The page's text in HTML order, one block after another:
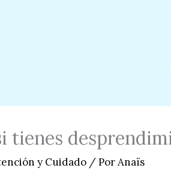
tienes
y Cuidado / PorAnaïs